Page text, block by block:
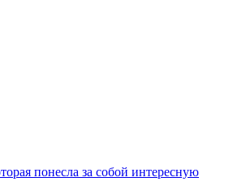
понесла за собой интересную